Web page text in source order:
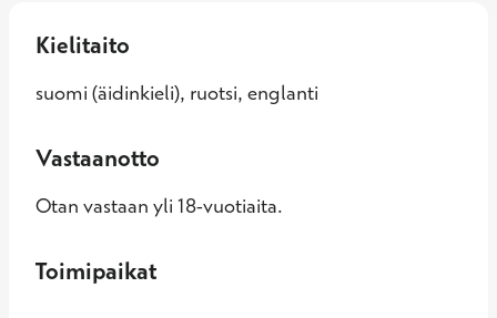
Kielitaito
suomi (äidinkieli), ruotsi, englanti
Vastaanotto
Otan vastaan yli 18-vuotiaita.
Toimipaikat